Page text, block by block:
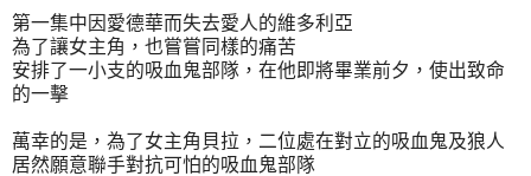
第一集中因愛德華而失去愛人的維多利亞
為了讓女主角，也嘗嘗同樣的痛苦
安排了一小支的吸血鬼部隊，在他即將畢業前夕，使出致命
的一擊
萬幸的是，為了女主角貝拉，二位處在對立的吸血鬼及狼人
居然願意聯手對抗可怕的吸血鬼部隊